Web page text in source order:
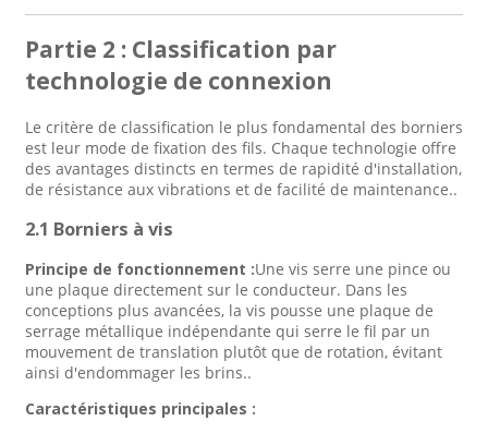
Partie 2 : Classification par
technologie de connexion
Le critère de classification le plus fondamental des borniers
est leur mode de fixation des fils. Chaque technologie offre
des avantages distincts en termes de rapidité d'installation,
de résistance aux vibrations et de facilité de maintenance..
2.1 Borniers à vis
Principe de fonctionnement :Une vis serre une pince ou
une plaque directement sur le conducteur. Dans les
conceptions plus avancées, la vis pousse une plaque de
serrage métallique indépendante qui serre le fil par un
mouvement de translation plutôt que de rotation, évitant
ainsi d'endommager les brins..
Caractéristiques principales :